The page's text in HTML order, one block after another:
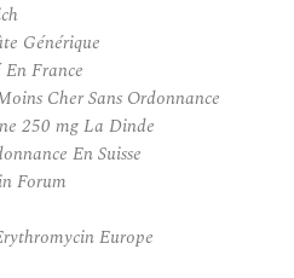
Générique
France
Cher Sans Ordonnance
250 mg La Dinde
En Suisse
Forum
Europe